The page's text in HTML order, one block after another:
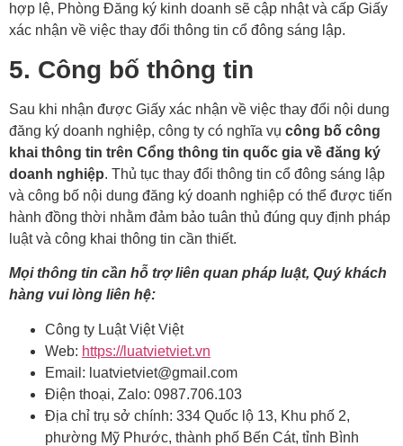
hợp lệ, Phòng Đăng ký kinh doanh sẽ cập nhật và cấp Giấy
xác nhận về việc thay đổi thông tin cổ đông sáng lập.
5. Công bố thông tin
Sau khi nhận được Giấy xác nhận về việc thay đổi nội dung
đăng ký doanh nghiệp, công ty có nghĩa vụ công bố công
khai thông tin trên Cổng thông tin quốc gia về đăng ký
doanh nghiệp. Thủ tục thay đổi thông tin cổ đông sáng lập
và công bố nội dung đăng ký doanh nghiệp có thể được tiến
hành đồng thời nhằm đảm bảo tuân thủ đúng quy định pháp
luật và công khai thông tin cần thiết.
Mọi thông tin cần hỗ trợ liên quan pháp luật, Quý khách
hàng vui lòng liên hệ:
Công ty Luật Việt Việt
Web: https://luatvietviet.vn
Email: luatvietviet@gmail.com
Điện thoại, Zalo: 0987.706.103
Địa chỉ trụ sở chính: 334 Quốc lộ 13, Khu phố 2,
phường Mỹ Phước, thành phố Bến Cát, tỉnh Bình